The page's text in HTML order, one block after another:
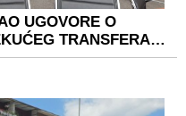
UGOVORE O
TRANSFERA…